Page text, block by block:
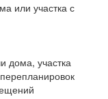
или участка с
дома, участка